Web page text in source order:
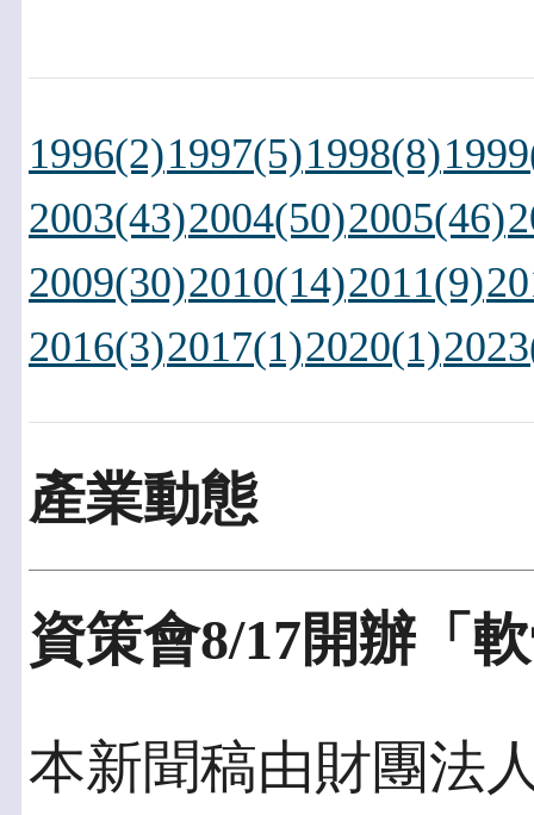
1996(2)1997(5)1998(8)
2003(43)2004(50)2005(46)
2009(30)2010(14)2011(9)
2016(3)2017(1)2020(1)
產業動態
資策會8/17開辦「
本新聞稿由財團法